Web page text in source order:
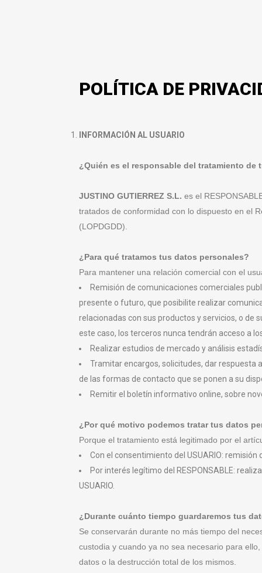
POLÍTICA DE
INFORMACIÓN AL USUARIO
¿Quién es el responsable del tratamiento de
JUSTINO GUTIERREZ S.L. es el
tratados de conformidad con lo dispuesto en el
(LOPDGDD).
¿Para qué tratamos tus datos personales?
Para mantener una relación comercial con el
Remisión de comunicaciones comerciales
presente o futuro, que posibilite realizar
relacionadas con sus productos y servicios, o de
este caso, los terceros nunca tendrán acceso a
Realizar estudios de mercado y análisis
Tramitar encargos, solicitudes, dar respuesta
de las formas de contacto que se ponen a su
Remitir el boletín informativo online, sobre
¿Por qué motivo podemos tratar tus datos
Porque el tratamiento está legitimado por el
Con el consentimiento del USUARIO:
Por interés legítimo del RESPONSABLE:
USUARIO.
¿Durante cuánto tiempo guardaremos tus
Se conservarán durante no más tiempo del
custodia y cuando ya no sea necesario para
datos o la destrucción total de los mismos.